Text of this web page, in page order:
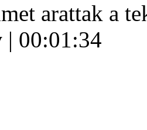
arattak a
| 00:01:34